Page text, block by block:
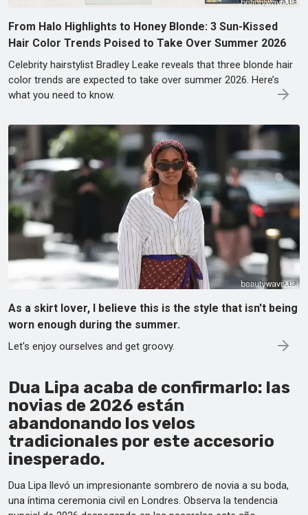
From Halo Highlights to Honey Blonde: 3 Sun-Kissed
Hair Color Trends Poised to Take Over Summer 2026
Celebrity hairstylist Bradley Leake reveals that three blonde hair
color trends are expected to take over summer 2026. Here’s
what you need to know.
As a skirt lover, I believe this is the style that isn't being
worn enough during the summer.
Let's enjoy ourselves and get groovy.
Dua Lipa acaba de confirmarlo: las
novias de 2026 están
abandonando los velos
tradicionales por este accesorio
inesperado.
Dua Lipa llevó un impresionante sombrero de novia a su boda,
una íntima ceremonia civil en Londres. Observa la tendencia